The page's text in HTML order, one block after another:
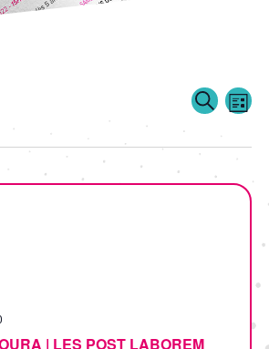
Events
Search
and
Views
| LES POST LABOREM